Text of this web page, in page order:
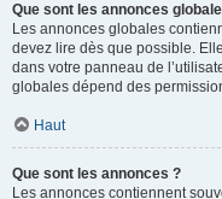
Que sont les annonces
Les annonces globales
devez lire dès que possible.
dans votre panneau de
globales dépend des
Haut
Que sont les annonces ?
Les annonces contiennent